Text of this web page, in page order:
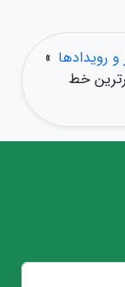
و رویدادها »
خط